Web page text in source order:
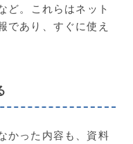
ど。これらはネット
であり、すぐに使え
かった内容も、資料